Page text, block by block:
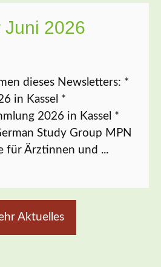
Juni 2026
dieses Newsletters: *
in Kassel *
2026 in Kassel *
Study Group MPN
für Ärztinnen und ...
Aktuelles